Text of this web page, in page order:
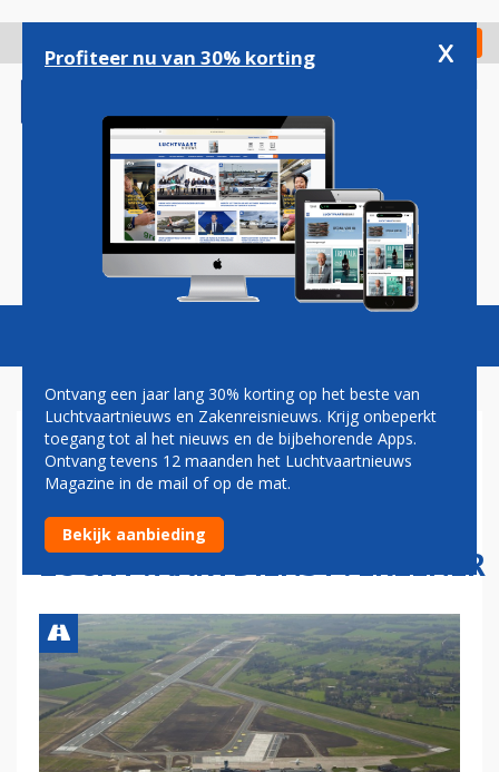
gaan
Check in
Magazine Podcasts Vacatures
GRONINGEN AIRPORT WORDT
THUISBASIS VAN MBO-
OPLEIDING VOOR
LUCHTVAARTDIENSTVERLENER
Profiteer nu van 30% korting x
Ontvang een jaar lang 30% korting op het beste van
Luchtvaartnieuws en Zakenreisnieuws. Krijg onbeperkt
toegang tot al het nieuws en de bijbehorende Apps.
Ontvang tevens 12 maanden het Luchtvaartnieuws
Magazine in de mail of op de mat.
Bekijk aanbieding